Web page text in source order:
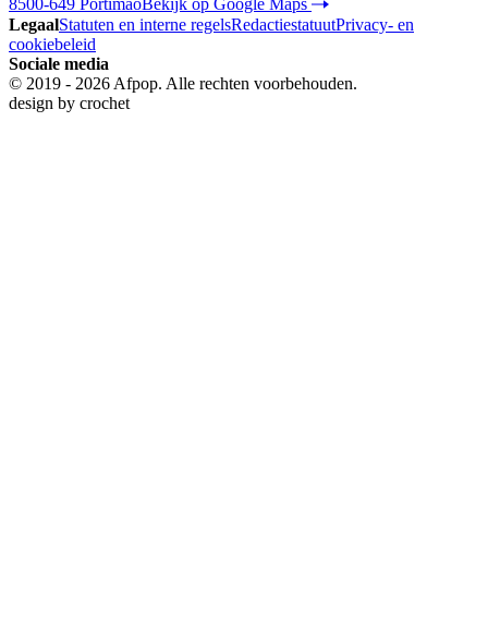
8500-649 PortimãoBekijk op Google Maps
LegaalStatuten en interne regelsRedactiestatuutPrivacy- en
cookiebeleid
Sociale media
© 2019 - 2026 Afpop. Alle rechten voorbehouden.
design by crochet